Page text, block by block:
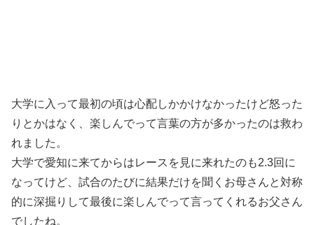
大学に入って最初の頃は心配しかかけなかったけど怒った
りとかはなく、楽しんでって言葉の方が多かったのは救わ
れました。
大学で愛知に来てからはレースを見に来れたのも2.3回に
なってけど、試合のたびに結果だけを聞くお母さんと対称
的に深掘りして最後に楽しんでって言ってくれるお父さん
でしたね。